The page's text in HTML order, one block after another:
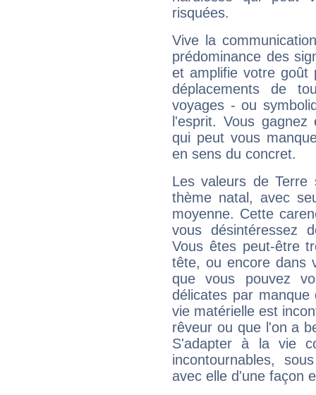
risquées.
Vive la
prédominance des
et amplifie votre goût
déplacements de
voyages - ou
l'esprit. Vous
qui peut vous
en sens du concret.
Les valeurs de Terre
thème natal, avec
moyenne. Cette
vous désintéressez
Vous êtes peut-être
tête, ou encore dans
que vous pouvez
délicates par
vie matérielle est
rêveur ou que l'on a
S'adapter à la vie
incontournables,
avec elle d'une façon